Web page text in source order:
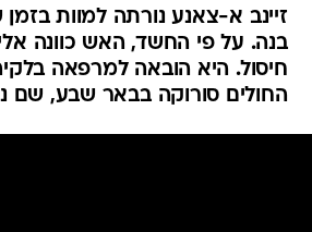
זיינב א-צאנע נורתה למוות
בנה. על פי החשד, האש כוונה
חיסול. היא הובאה למרפאה
החולים סורוקה בבאר שבע, שם